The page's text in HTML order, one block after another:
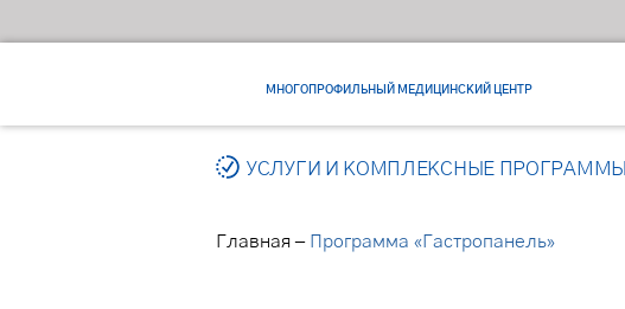
МНОГОПРОФИЛЬНЫЙ МЕДИЦИНСКИЙ ЦЕНТР
УСЛУГИ И КОМПЛЕКСНЫЕ ПРОГРАММЫ
Главная –Программа «Гастропанель»